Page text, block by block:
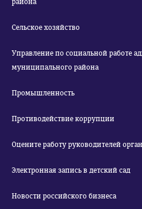
района
Сельское хозяйство
Управление по социальной работе
муниципального района
Промышленность
Противодействие коррупции
Оцените работу руководителей
Электронная запись в детский сад
Новости российского бизнеса